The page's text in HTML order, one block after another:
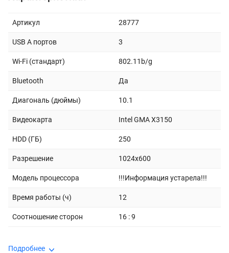
Артикул 28777
USB A портов 3
Wi-Fi (стандарт) 802.11b/g
Bluetooth Да
Диагональ (дюймы) 10.1
Видеокарта Intel GMA X3150
HDD (ГБ) 250
Разрешение 1024x600
Модель процессора !!!Информация устарела!!!
Время работы (ч) 12
Соотношение сторон 16 : 9
Подробнее